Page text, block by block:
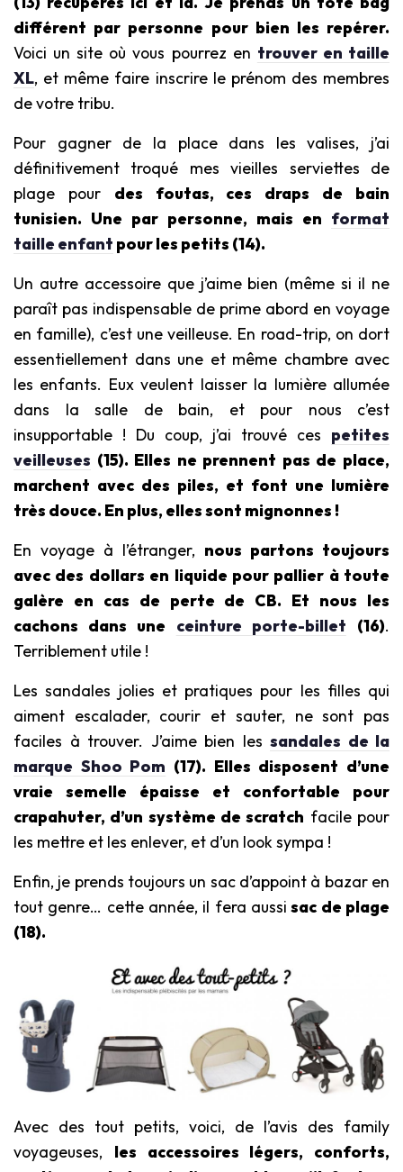
différent par personne pour bien les repérer.
Voici un site où vous pourrez en trouver en taille
XL, et même faire inscrire le prénom des membres
de votre tribu.
Pour gagner de la place dans les valises, j’ai
définitivement troqué mes vieilles serviettes de
plage pour des foutas, ces draps de bain
tunisien. Une par personne, mais en format
taille enfant pour les petits (14).
Un autre accessoire que j’aime bien (même si il ne
paraît pas indispensable de prime abord en voyage
en famille), c’est une veilleuse. En road-trip, on dort
essentiellement dans une et même chambre avec
les enfants. Eux veulent laisser la lumière allumée
dans la salle de bain, et pour nous c’est
insupportable ! Du coup, j’ai trouvé ces petites
veilleuses (15). Elles ne prennent pas de place,
marchent avec des piles, et font une lumière
très douce. En plus, elles sont mignonnes !
En voyage à l’étranger, nous partons toujours
avec des dollars en liquide pour pallier à toute
galère en cas de perte de CB. Et nous les
cachons dans une ceinture porte-billet (16).
Terriblement utile !
Les sandales jolies et pratiques pour les filles qui
aiment escalader, courir et sauter, ne sont pas
faciles à trouver. J’aime bien les sandales de la
marque Shoo Pom (17). Elles disposent d’une
vraie semelle épaisse et confortable pour
crapahuter, d’un système de scratch facile pour
les mettre et les enlever, et d’un look sympa !
Enfin, je prends toujours un sac d’appoint à bazar en
tout genre… cette année, il fera aussi sac de plage
(18).
Avec des tout petits, voici, de l’avis des family
voyageuses, les accessoires légers, conforts,